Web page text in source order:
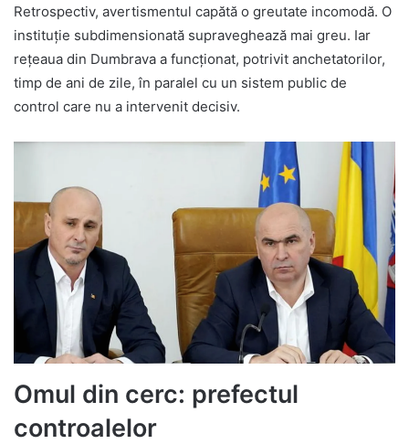
Retrospectiv, avertismentul capătă o greutate incomodă. O
instituție subdimensionată supraveghează mai greu. Iar
rețeaua din Dumbrava a funcționat, potrivit anchetatorilor,
timp de ani de zile, în paralel cu un sistem public de
control care nu a intervenit decisiv.
Omul din cerc: prefectul
controalelor